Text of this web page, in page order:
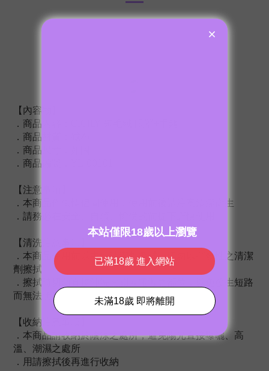
【內容物】
．商品內容：CICILY 短毛絨 眼罩+手銬
．商品材質：絨布
．商品尺寸：如圖
．商品編號：YL-00101
【注意事項】
．本商品僅供情侶間使用，使用前後請注意清潔衛生
．請務必在安全、自願、愉悅的前提下謹慎使用
【清洗注意事項】
．本商品使用前以中性清潔劑擦拭，切勿以揮發性之清潔
劑擦拭
．擦拭時切勿直接沖洗開關或電源之部位，以免發生短路
而無法使用
【收納注意事項】
．本商品請收納於陰涼之處所，避免陽光直接曝曬、高
溫、潮濕之處所
．用請擦拭後再進行收納